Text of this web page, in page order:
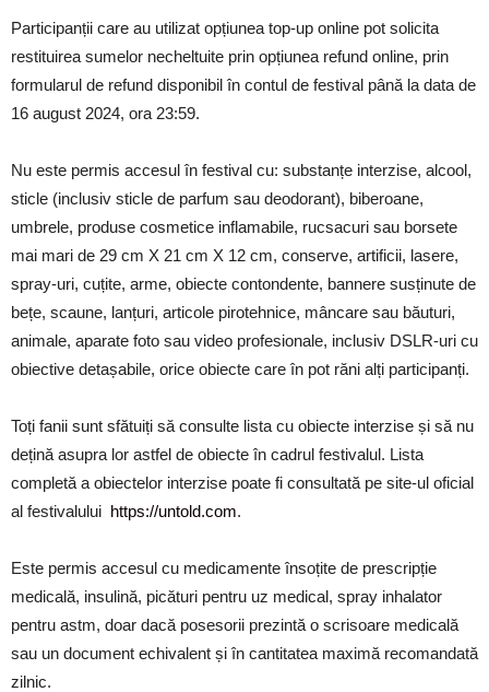
Participanții care au utilizat opțiunea top-up online pot solicita
restituirea sumelor necheltuite prin opțiunea refund online, prin
formularul de refund disponibil în contul de festival până la data de
16 august 2024, ora 23:59.
Nu este permis accesul în festival cu: substanțe interzise, alcool,
sticle (inclusiv sticle de parfum sau deodorant), biberoane,
umbrele, produse cosmetice inflamabile, rucsacuri sau borsete
mai mari de 29 cm X 21 cm X 12 cm, conserve, artificii, lasere,
spray-uri, cuțite, arme, obiecte contondente, bannere susținute de
bețe, scaune, lanțuri, articole pirotehnice, mâncare sau băuturi,
animale, aparate foto sau video profesionale, inclusiv DSLR-uri cu
obiective detașabile, orice obiecte care în pot răni alți participanți.
Toți fanii sunt sfătuiți să consulte lista cu obiecte interzise și să nu
dețină asupra lor astfel de obiecte în cadrul festivalul. Lista
completă a obiectelor interzise poate fi consultată pe site-ul oficial
al festivalului https://untold.com.
Este permis accesul cu medicamente însoțite de prescripție
medicală, insulină, picături pentru uz medical, spray inhalator
pentru astm, doar dacă posesorii prezintă o scrisoare medicală
sau un document echivalent și în cantitatea maximă recomandată
zilnic.